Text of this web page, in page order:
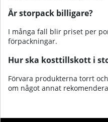
Är storpack billigare?
I många fall blir priset per
förpackningar.
Hur ska kosttillskott i
Förvara produkterna torrt
om något annat